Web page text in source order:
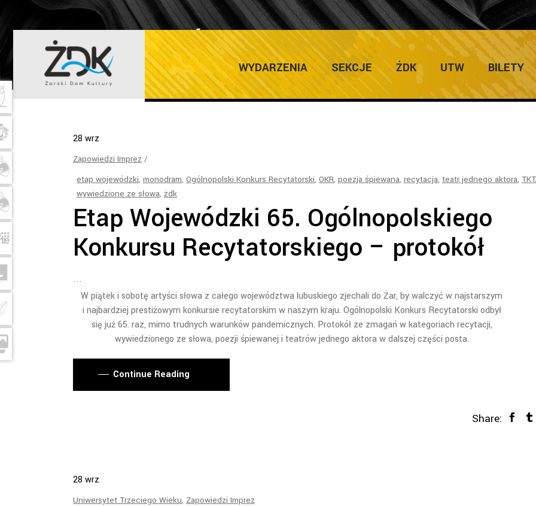
WYDARZENIA SEKCJE ŻDK UTW BILETY
WRZESIEŃ 2020
28 wrz
Zapowiedzi Imprez
etap wojewódzki, monodram, Ogólnopolski Konkurs Recytatorski, OKR, poezja śpiewana, recytacja, teatr jednego aktora, TKT,
wywiedzione ze słowa, żdk
Etap Wojewódzki 65. Ogólnopolskiego
Konkursu Recytatorskiego – protokół
W piątek i sobotę artyści słowa z całego województwa lubuskiego zjechali do Żar, by walczyć w najstarszym
i najbardziej prestiżowym konkursie recytatorskim w naszym kraju. Ogólnopolski Konkurs Recytatorski odbył
się już 65. raz, mimo trudnych warunków pandemicznych. Protokół ze zmagań w kategoriach recytacji,
wywiedzionego ze słowa, poezji śpiewanej i teatrów jednego aktora w dalszej części posta.
Continue Reading
Share:
28 wrz
Uniwersytet Trzeciego Wieku, Zapowiedzi Imprez